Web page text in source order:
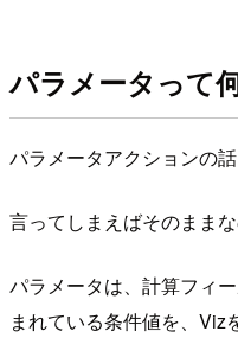
パラメータって
パラメータアクションの
言ってしまえばそのまま
パラメータは、計算フィ
まれている条件値を、Viz